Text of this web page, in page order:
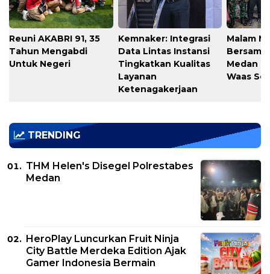
Reuni AKABRI 91, 35
Tahun Mengabdi
Untuk Negeri
Kemnaker: Integrasi
Data Lintas Instansi
Tingkatkan Kualitas
Layanan
Ketenagakerjaan
Malam
Bersama
Medan
Waas
TRENDING
THM Helen's Disegel Polrestabes
Medan
HeroPlay Luncurkan Fruit Ninja
City Battle Merdeka Edition Ajak
Gamer Indonesia Bermain